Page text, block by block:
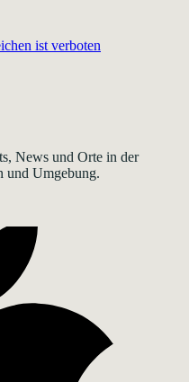
ist verboten
News und Orte in der
und Umgebung.